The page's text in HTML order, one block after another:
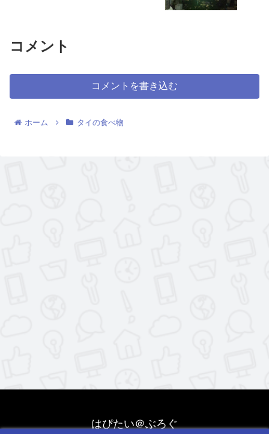
コメント
コメントを書き込む
ホーム タイの食べ物
はぴたい＠ぶろぐ